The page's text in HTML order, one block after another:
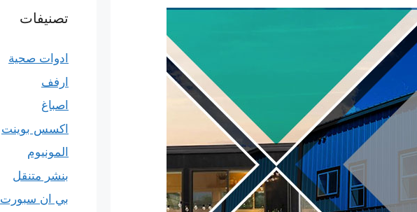
تصنيفات
ادوات صحية
ارفف
اصباغ
اكسس بوينت
المونيوم
بنشر متنقل
بي ان سبورت